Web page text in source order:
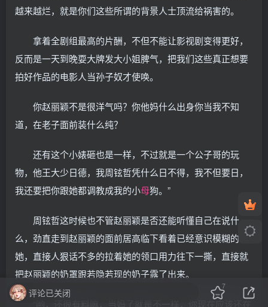
越来越烂，就是你们这些所谓的背景人士顶流给祸害的。
拿着全剧组最高的片酬，不但不能让影视剧变得更好，
反而是一天到晚耍大牌发大小姐脾气，把我们这些真正想要
拍好作品的电影人当孙子奴才使唤。
你赵丽颖不是很洋气吗？你他妈什么出身你当我不知
道，在老子面前装什么纯？
还有这个小婊砸也是一样，不过就是一个公子哥的玩
物，他王大少日德，我周铉哲凭什么日不得，我不但要日，
我还要把你跟她都调教成我的小母狗。”
周铉哲这时候也不管赵丽颖是否还能听懂自己在说什
么，劲直走到赵丽颖的面前居高临下看着已经意识模糊的
她，直接人狠话不多的拉着她的领口用力往下一撕，直接就
把赵丽颖的奶罩跟若隐若现的奶子露了出来。
“哟，还很有料嘛，当妈了就是不一样，你现在应该还在
评论已关闭
7